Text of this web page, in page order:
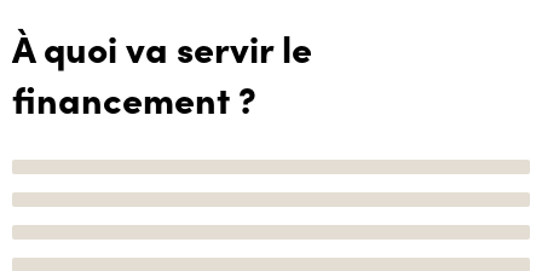
À quoi va servir le
financement ?